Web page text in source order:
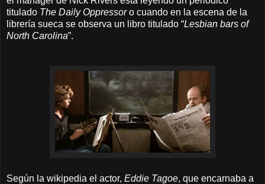
titulado The Daily Oppressoro cuando en la escena de la
librería sueca se observa un libro titulado “Lesbian bars of
North Carolina”.
Según la wikipedia el actor, Eddie Tagoe, que encarnaba a